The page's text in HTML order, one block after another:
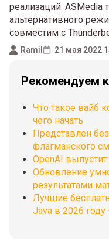
реализаций.
альтернативного
совместим с
Ramil 21 мая 2022
Рекомендуем
Что такое вайб
чего начать
Представлен
флагманского
OpenAI
Обновление
результатами
Лучшие
Java в 2026